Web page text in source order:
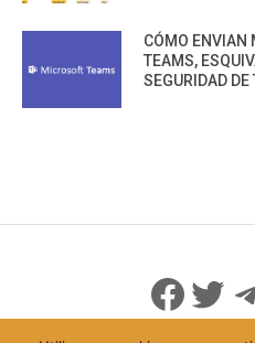
CÓMO ENVIAN
TEAMS,
SEGURIDAD DE